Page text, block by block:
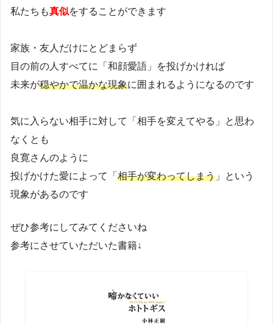
私たちも真似をすることができます
家族・友人だけにとどまらず
目の前の人すべてに「和顔愛語」を投げかければ
未来が穏やかで温かな現象に囲まれるようになるのです
気に入らない相手に対して「相手を変えてやる」と思わ
なくとも
良寛さんのように
投げかけた愛によって「 相手が変わってしまう 」という
現象があるのです
ぜひ参考にしてみてくださいね
参考にさせていただいた書籍↓